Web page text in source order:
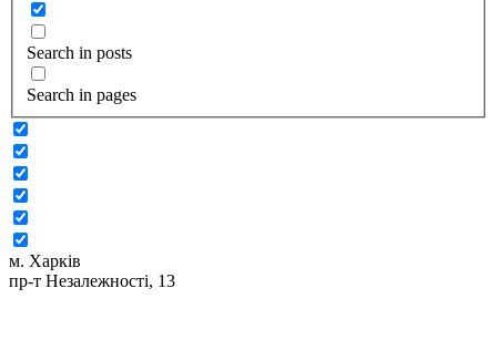
Search in posts
Search in pages
м. Харків
пр-т Незалежності, 13